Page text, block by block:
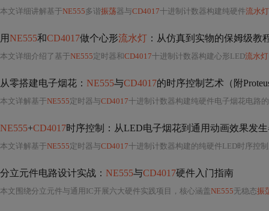
本文详细讲解基于NE555多谐振荡器与CD4017十进制计数器构建纯硬件流水灯
用NE555和CD4017做个心形流水灯 ：从仿真到实物的保姆级教
本文详细介绍了基于NE555定时器和CD4017十进制计数器构建心形LED流水灯
从零搭建电子烟花： NE555与CD4017的时序控制艺术（附
本文详解基于NE555定时器与CD4017十进制计数器构建纯硬件电子烟花电路
NE555+CD4017时序控制：从LED电子烟花到通用动画效果发生
本文详解基于NE555定时器与CD4017十进制计数器构建的纯硬件LED时序控制系统，涵盖多频段时钟生成、逐级输出分配、LED动画模式（流水/往返/对称）、Proteus仿真建模要
分立元件电路设计实战： NE555与CD4017硬件入门指南
本文围绕分立元件与通用IC开展六大硬件实践项目，核心涵盖 NE555无稳态振